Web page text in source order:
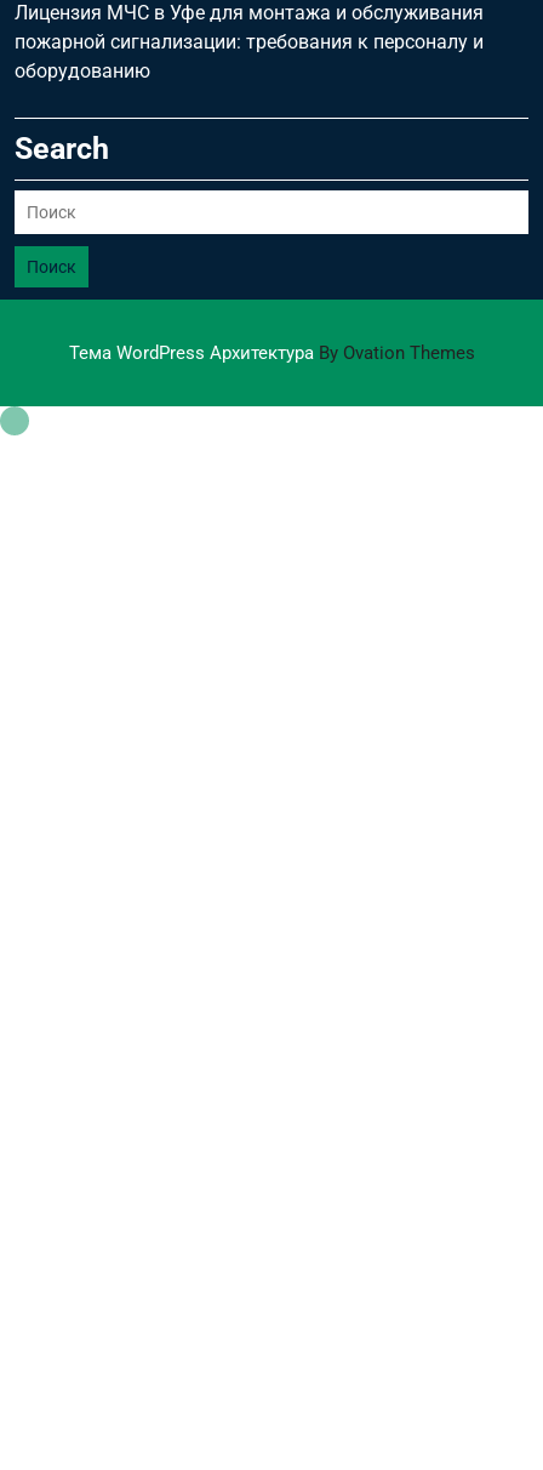
Лицензия МЧС в Уфе для монтажа и обслуживания
пожарной сигнализации: требования к персоналу и
оборудованию
Search
Поиск
Тема WordPress АрхитектураBy Ovation Themes